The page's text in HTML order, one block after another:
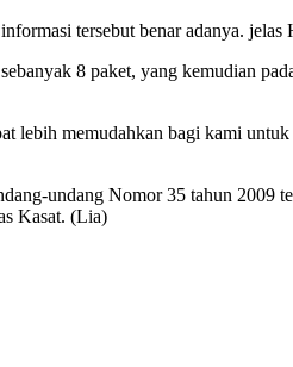
tersebut benar adanya. jelas
8 paket, yang kemudian
lebih memudahkan bagi kami
undang Nomor 35 tahun 2009
Kasat. (Lia)